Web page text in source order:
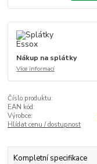
Nákup na splátky
Více informací
Číslo produktu:
EAN kód:
Výrobce:
Hlídat cenu / dostupnost
Kompletní specifikace